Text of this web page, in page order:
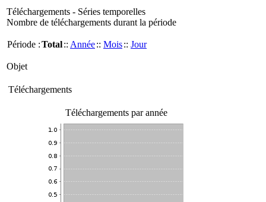
Téléchargements - Séries temporelles
Nombre de téléchargements durant la période
Période :Total:: Année:: Mois:: Jour
Objet
Téléchargements
Téléchargements par année